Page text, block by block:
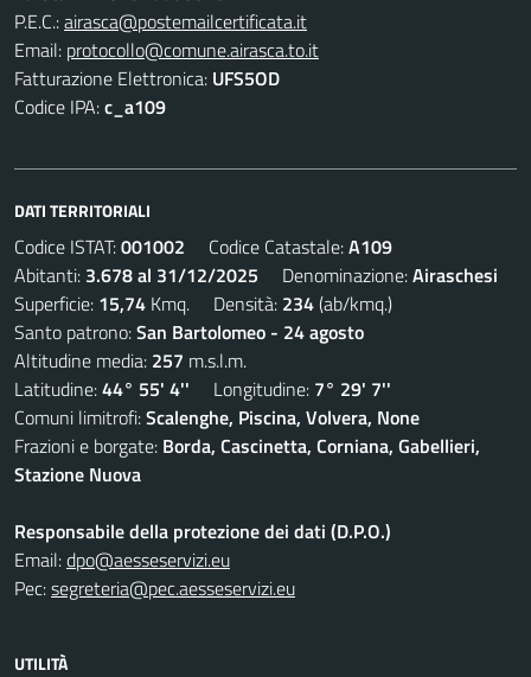
P.E.C.:airasca@postemailcertificata.it
Email: protocollo@comune.airasca.to.it
Fatturazione Elettronica: UFS5OD
Codice IPA:c_a109
DATI TERRITORIALI
Codice ISTAT:001002 Codice Catastale:A109
Abitanti: 3.678 al 31/12/2025 Denominazione:Airaschesi
Superficie: 15,74 Kmq. Densità: 234(ab/kmq.)
Santo patrono:San Bartolomeo - 24 agosto
Altitudine media: 257 m.s.l.m.
Latitudine:44° 55' 4'' Longitudine: 7° 29' 7''
Comuni limitrofi:Scalenghe, Piscina, Volvera, None
Frazioni e borgate: Borda, Cascinetta, Corniana, Gabellieri,
Stazione Nuova
Responsabile della protezione dei dati (D.P.O.)
Email:dpo@aesseservizi.eu
Pec:segreteria@pec.aesseservizi.eu
UTILITÀ